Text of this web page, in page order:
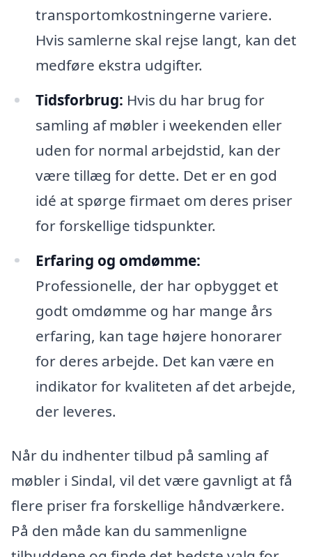
transportomkostningerne variere.
Hvis samlerne skal rejse langt, kan det
medføre ekstra udgifter.
Tidsforbrug: Hvis du har brug for
samling af møbler i weekenden eller
uden for normal arbejdstid, kan der
være tillæg for dette. Det er en god
idé at spørge firmaet om deres priser
for forskellige tidspunkter.
Erfaring og omdømme:
Professionelle, der har opbygget et
godt omdømme og har mange års
erfaring, kan tage højere honorarer
for deres arbejde. Det kan være en
indikator for kvaliteten af det arbejde,
der leveres.
Når du indhenter tilbud på samling af
møbler i Sindal, vil det være gavnligt at få
flere priser fra forskellige håndværkere.
På den måde kan du sammenligne